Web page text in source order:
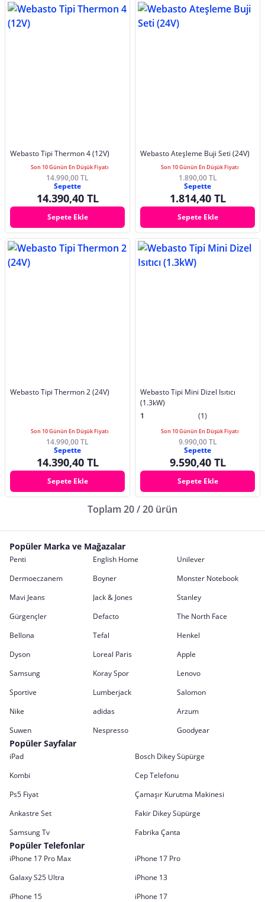
Webasto Tipi Thermon 4 (12V)
Son 10 Günün En Düşük Fiyatı
14.990,00 TL
Sepette
14.390,40 TL
Sepete Ekle
Webasto Ateşleme Buji Seti (24V)
Son 10 Günün En Düşük Fiyatı
1.890,00 TL
Sepette
1.814,40 TL
Sepete Ekle
Webasto Tipi Thermon 2 (24V)
Son 10 Günün En Düşük Fiyatı
14.990,00 TL
Sepette
14.390,40 TL
Sepete Ekle
Webasto Tipi Mini Dizel Isıtıcı
(1.3kW)
1
(1)
Son 10 Günün En Düşük Fiyatı
9.990,00 TL
Sepette
9.590,40 TL
Sepete Ekle
Toplam 20 / 20 ürün
Popüler Marka ve Mağazalar
Penti English Home
Unilever
Dermoeczanem
Boyner
Monster Notebook
Mavi Jeans
Jack & Jones
Stanley
Gürgençler
Defacto
The North Face
Bellona
Tefal
Henkel
Dyson
Loreal Paris
Apple
Samsung
Koray Spor
Lenovo
Sportive
Lumberjack
Salomon
Nike
adidas
Arzum
Suwen
Nespresso Goodyear
Popüler Sayfalar
iPad
Bosch Dikey Süpürge
Kombi
Cep Telefonu
Ps5 Fiyat
Çamaşır Kurutma Makinesi
Ankastre Set
Fakir Dikey Süpürge
Samsung Tv
Fabrika Çanta
Popüler Telefonlar
iPhone 17 Pro Max
iPhone 17 Pro
Galaxy S25 Ultra
iPhone 13
iPhone 15
iPhone 17